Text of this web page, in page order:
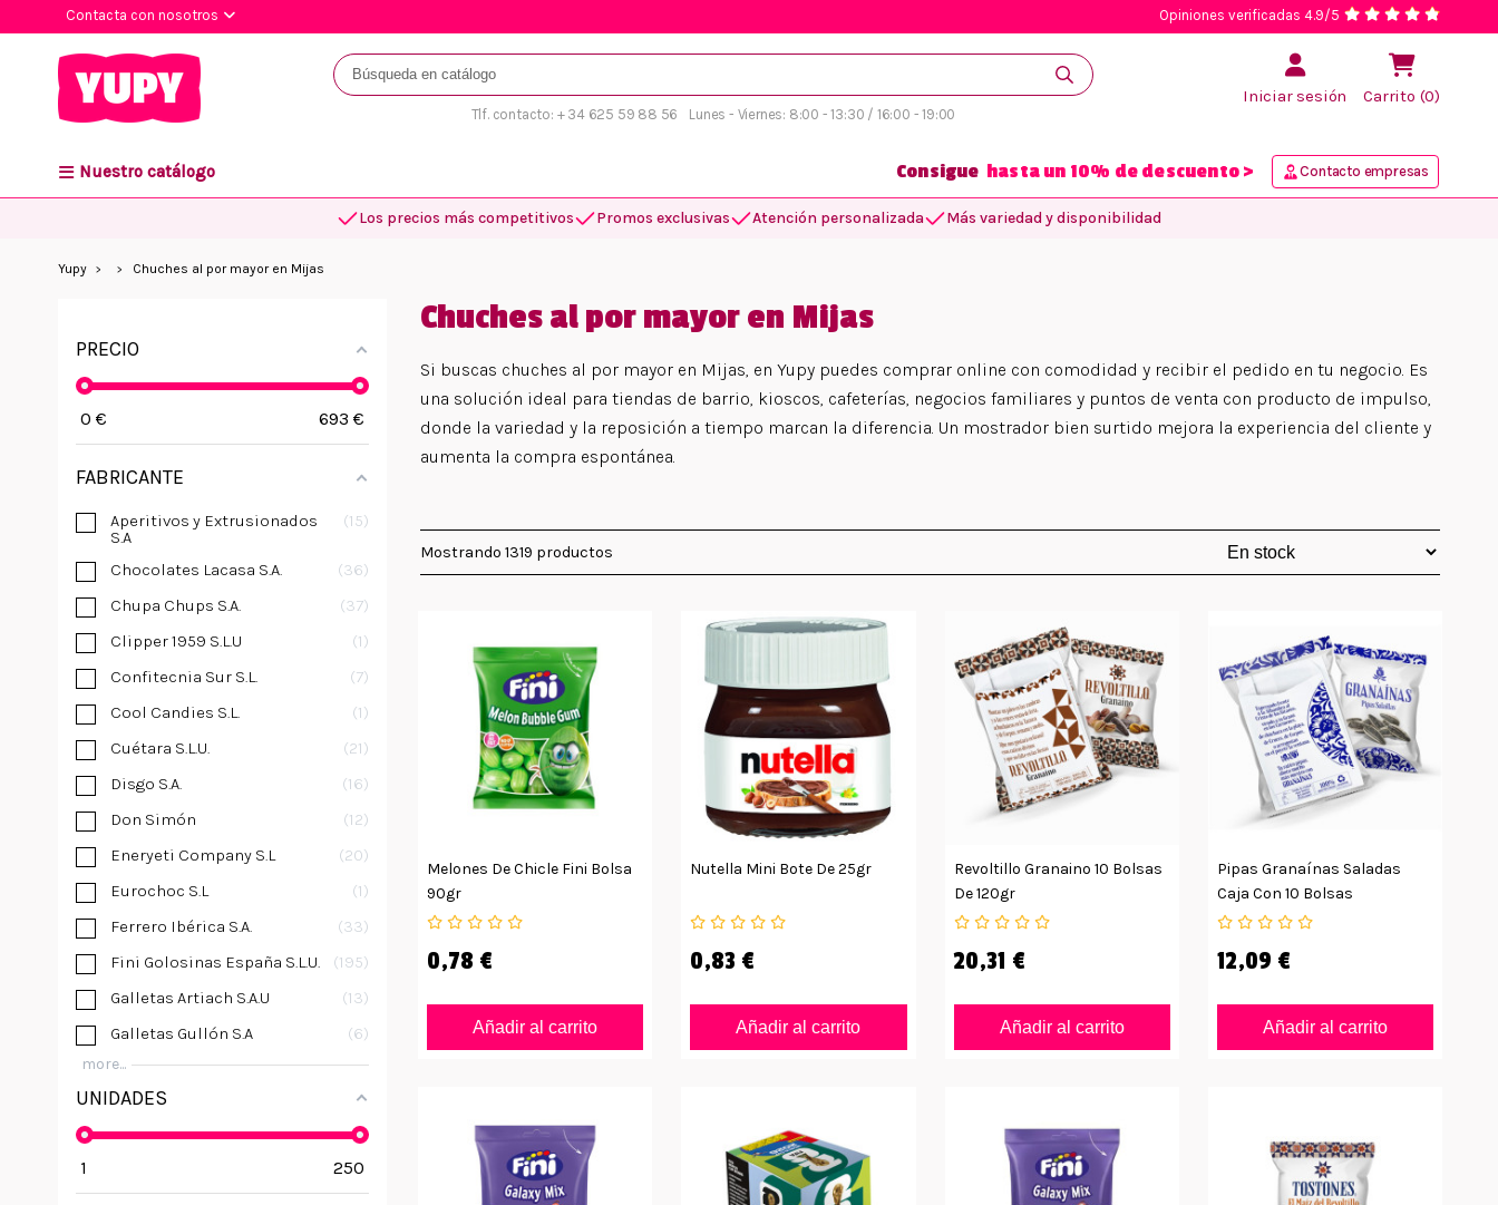
Contacta con nosotros Opiniones verificadas 4.9/5
Tlf. contacto: + 34 625 59 88 56 Lunes - Viernes: 8:00 - 13:30 / 16:00 - 19:00
Iniciar sesión Carrito (0)
Nuestro catálogo Consigue hasta un 10% de descuento > Contacto empresas
Los precios más competitivos Promos exclusivas Atención personalizada Más variedad y disponibilidad
Yupy Chuches al por mayor en Mijas
PRECIO
0 € 693 €
FABRICANTE
Aperitivos y Extrusionados
S.A
15
Chocolates Lacasa S.A.
36
Chupa Chups S.A.
37
Clipper 1959 S.L.U
1
Confitecnia Sur S.L.
7
Cool Candies S.L.
1
Cuétara S.L.U.
21
Disgo S.A.
16
Don Simón
12
Eneryeti Company S.L
20
Eurochoc S.L
1
Ferrero Ibérica S.A.
33
Fini Golosinas España S.L.U.
195
Galletas Artiach S.A.U
13
Galletas Gullón S.A
6
more...
UNIDADES
1 250
Chuches al por mayor en Mijas
Si buscas chuches al por mayor en Mijas, en Yupy puedes comprar online con comodidad y recibir el pedido en tu negocio. Es
una solución ideal para tiendas de barrio, kioscos, cafeterías, negocios familiares y puntos de venta con producto de impulso,
donde la variedad y la reposición a tiempo marcan la diferencia. Un mostrador bien surtido mejora la experiencia del cliente y
aumenta la compra espontánea.
Mostrando 1319 productos
Melones De Chicle Fini Bolsa
90gr
0,78 €
Añadir al carrito
Nutella Mini Bote De 25gr
0,83 €
Añadir al carrito
Revoltillo Granaino 10 Bolsas
De 120gr
20,31 €
Añadir al carrito
Pipas Granaínas Saladas
Caja Con 10 Bolsas
12,09 €
Añadir al carrito